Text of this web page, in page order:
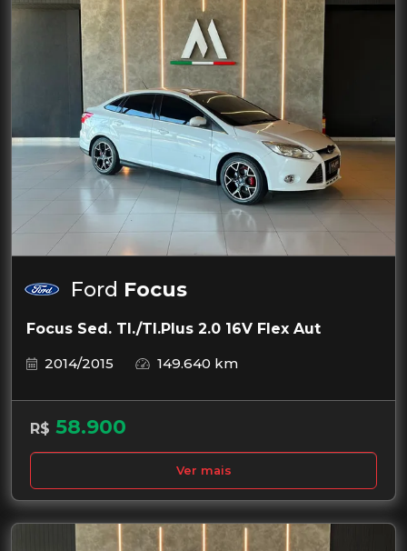
Ford Focus
Focus Sed. TI./TI.Plus 2.0 16V Flex Aut
2014/2015
149.640 km
R$ 58.900
Ver mais